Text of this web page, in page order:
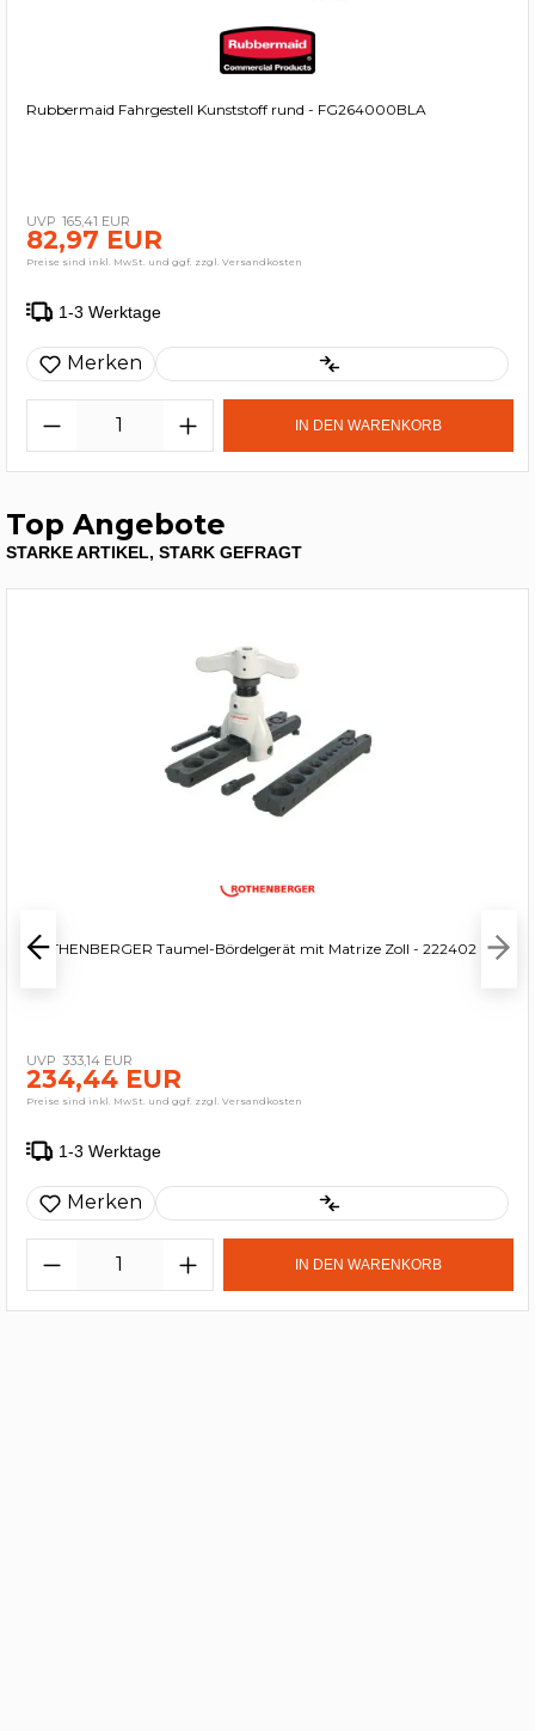
Rubbermaid Fahrgestell Kunststoff rund - FG264000BLA
165,41 EUR
82,97 EUR
Preise sind inkl. MwSt. und ggf. zzgl. Versandkosten
1-3 Werktage
Merken
IN DEN WARENKORB
Top Angebote
STARKE ARTIKEL, STARK GEFRAGT
ROTHENBERGER Taumel-Bördelgerät mit Matrize Zoll - 222402
333,14 EUR
234,44 EUR
Preise sind inkl. MwSt. und ggf. zzgl. Versandkosten
1-3 Werktage
Merken
IN DEN WARENKORB